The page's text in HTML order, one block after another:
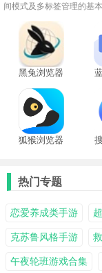
间模式及多标签管理的基
览器软件合集中，有的也
隐私安全，不会有资料外
效率。
黑兔浏览器
狐猴浏览器
热门专题
恋爱养成类手游
克苏鲁风格手游
午夜轮班游戏合集